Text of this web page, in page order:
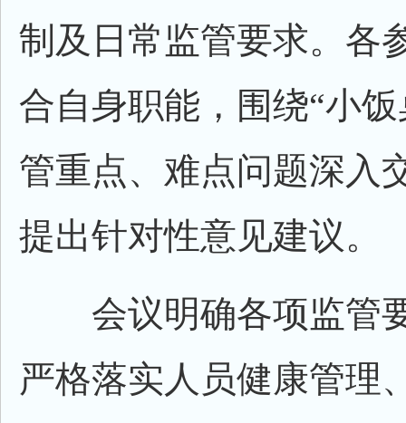
制及日常监管要求。各
合自身职能，围绕“小
管重点、难点问题深入
提出针对性意见建议。
会议明确各项监管
严格落实人员健康管理